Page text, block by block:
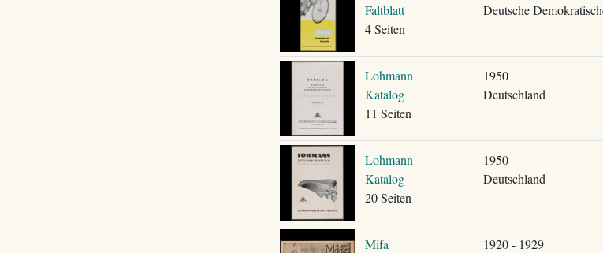
Faltblatt
4 Seiten
Deutsche
Lohmann
Katalog
11 Seiten
1950
Deutschland
Lohmann
Katalog
20 Seiten
1950
Deutschland
Mifa
1920 - 1929